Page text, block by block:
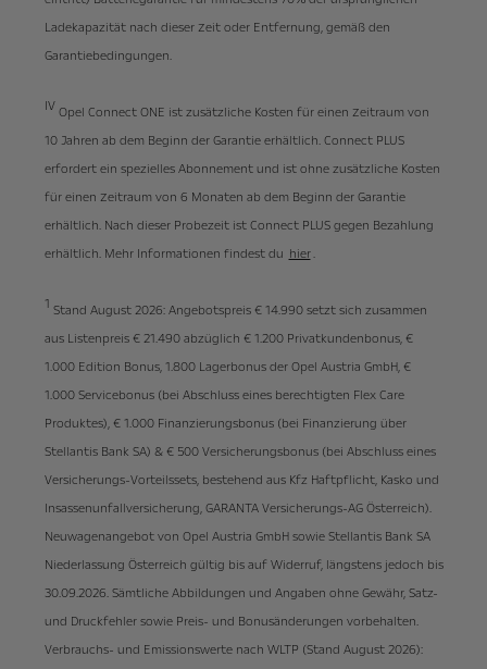
Ladekapazität nach dieser Zeit oder Entfernung, gemäß den
Garantiebedingungen.
IV Opel Connect ONE ist zusätzliche Kosten für einen Zeitraum von
10 Jahren ab dem Beginn der Garantie erhältlich. Connect PLUS
erfordert ein spezielles Abonnement und ist ohne zusätzliche Kosten
für einen Zeitraum von 6 Monaten ab dem Beginn der Garantie
erhältlich. Nach dieser Probezeit ist Connect PLUS gegen Bezahlung
erhältlich. Mehr Informationen findest du hier.
1 Stand August 2026: Angebotspreis € 14.990 setzt sich zusammen
aus Listenpreis € 21.490 abzüglich € 1.200 Privatkundenbonus, €
1.000 Edition Bonus, 1.800 Lagerbonus der Opel Austria GmbH, €
1.000 Servicebonus (bei Abschluss eines berechtigten Flex Care
Produktes), € 1.000 Finanzierungsbonus (bei Finanzierung über
Stellantis Bank SA) & € 500 Versicherungsbonus (bei Abschluss eines
Versicherungs-Vorteilssets, bestehend aus Kfz Haftpflicht, Kasko und
Insassenunfallversicherung, GARANTA Versicherungs-AG Österreich).
Neuwagenangebot von Opel Austria GmbH sowie Stellantis Bank SA
Niederlassung Österreich gültig bis auf Widerruf, längstens jedoch bis
30.09.2026. Sämtliche Abbildungen und Angaben ohne Gewähr, Satz-
und Druckfehler sowie Preis- und Bonusänderungen vorbehalten.
Verbrauchs- und Emissionswerte nach WLTP (Stand August 2026):